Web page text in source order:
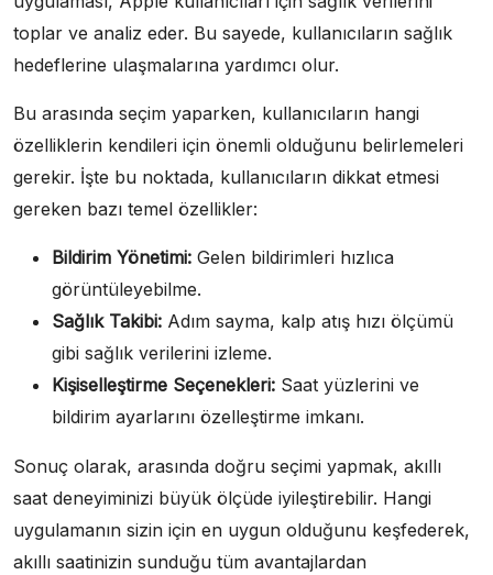
toplar ve analiz eder. Bu sayede, kullanıcıların sağlık
hedeflerine ulaşmalarına yardımcı olur.
Bu arasında seçim yaparken, kullanıcıların hangi
özelliklerin kendileri için önemli olduğunu belirlemeleri
gerekir. İşte bu noktada, kullanıcıların dikkat etmesi
gereken bazı temel özellikler:
Bildirim Yönetimi: Gelen bildirimleri hızlıca
görüntüleyebilme.
Sağlık Takibi: Adım sayma, kalp atış hızı ölçümü
gibi sağlık verilerini izleme.
Kişiselleştirme Seçenekleri: Saat yüzlerini ve
bildirim ayarlarını özelleştirme imkanı.
Sonuç olarak, arasında doğru seçimi yapmak, akıllı
saat deneyiminizi büyük ölçüde iyileştirebilir. Hangi
uygulamanın sizin için en uygun olduğunu keşfederek,
akıllı saatinizin sunduğu tüm avantajlardan